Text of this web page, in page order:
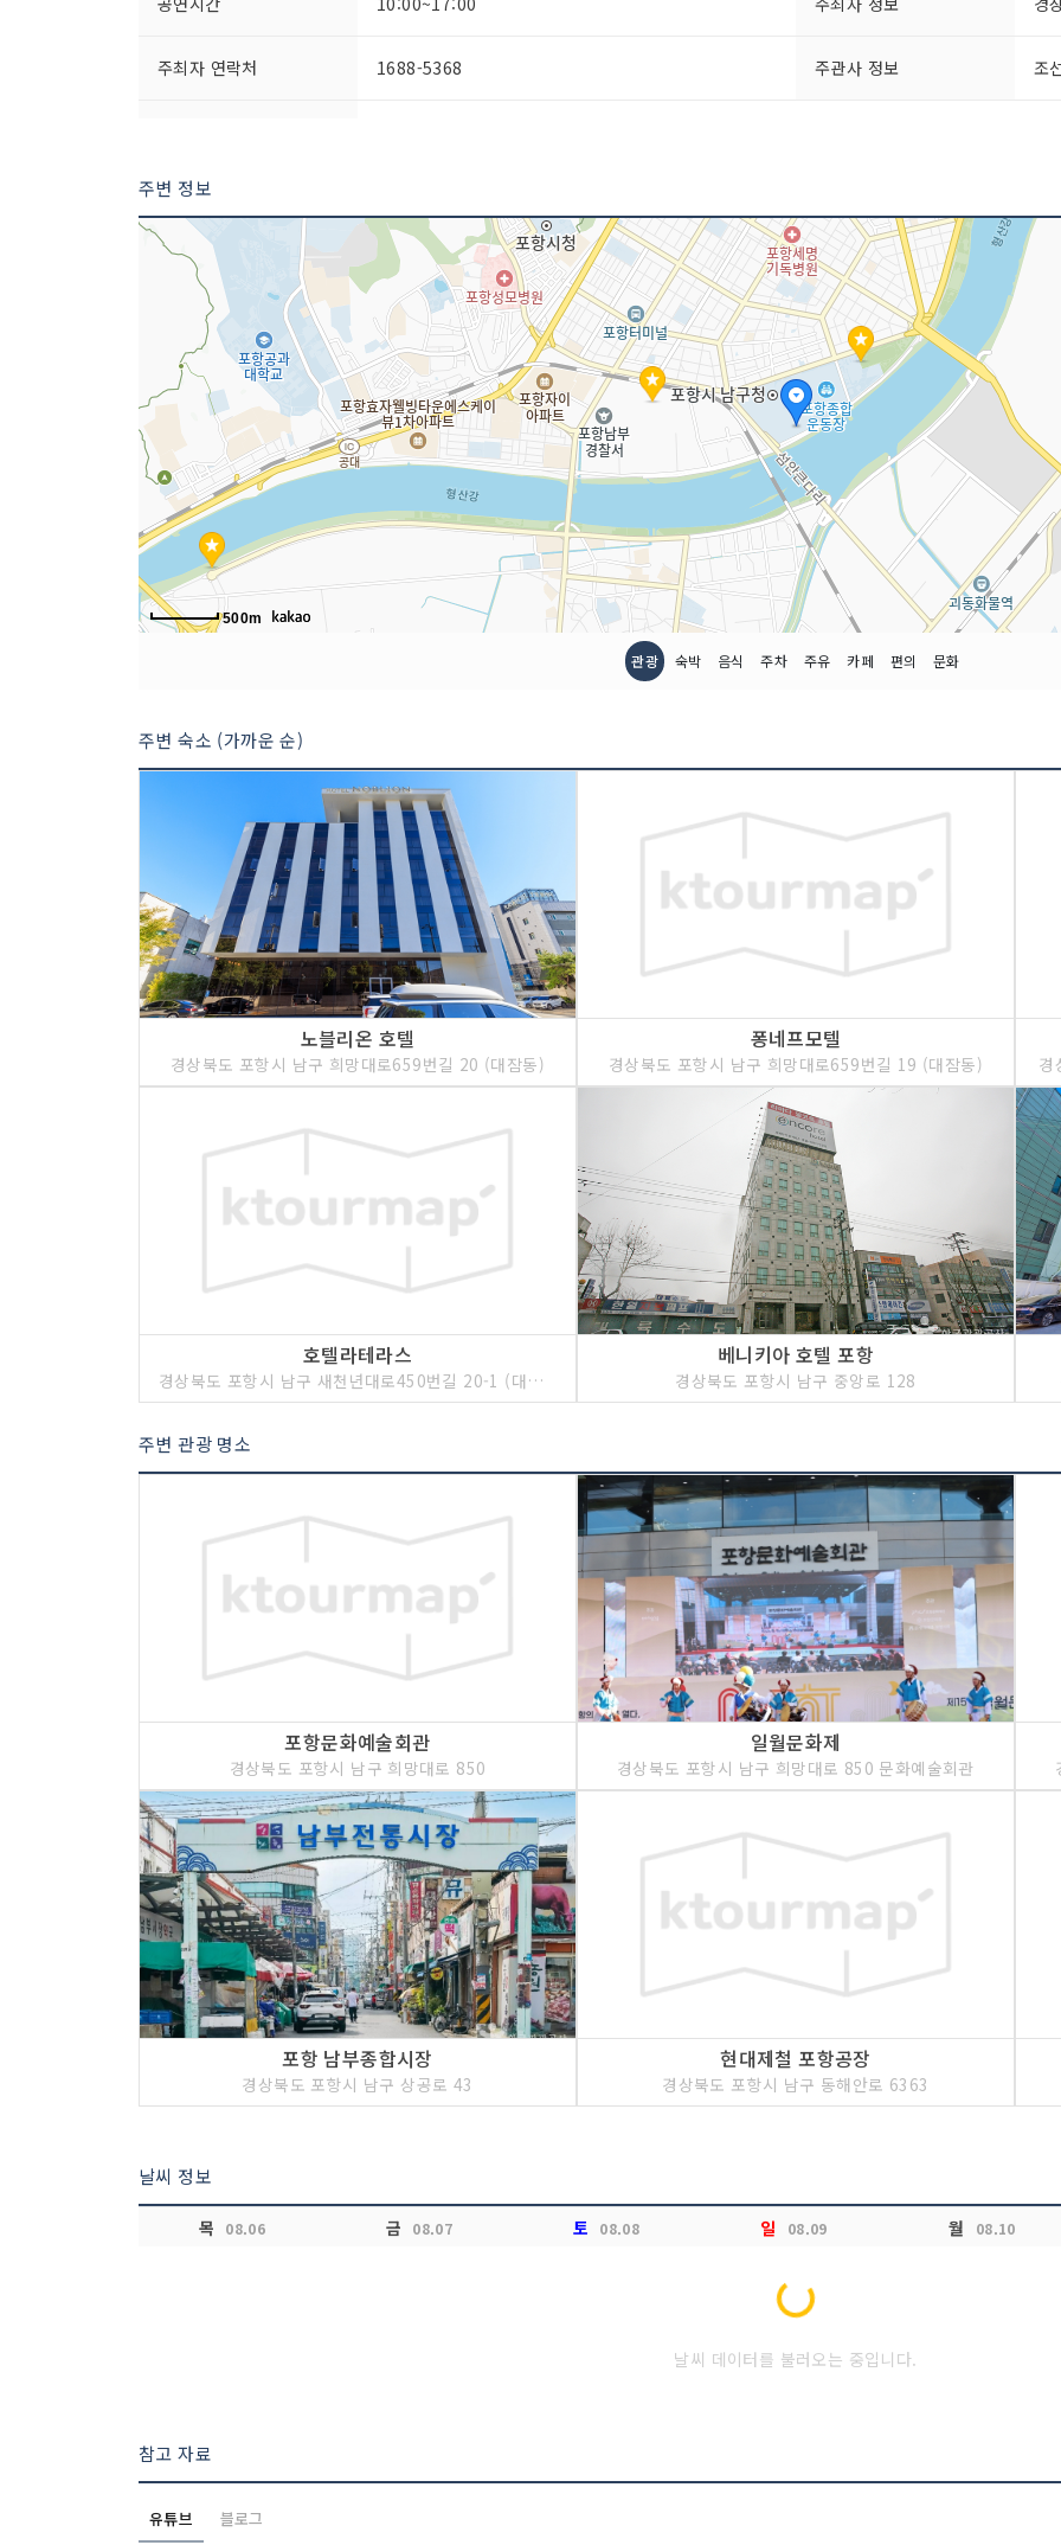
주최자 연락처 1688-5368 주관사 정보 조
주변 정보
500m
관광 숙박 음식 주차 주유 카페 편의 문화
주변 숙소 (가까운 순)
노블리온 호텔
경상북도 포항시 남구 희망대로659번길 20 (대잠동)
퐁네프모텔
경상북도 포항시 남구 희망대로659번길 19 (대잠동) 경
호텔라테라스
경상북도 포항시 남구 새천년대로450번길 20-1 (대잠동)
베니키아 호텔 포항
경상북도 포항시 남구 중앙로 128
주변 관광 명소
포항문화예술회관
경상북도 포항시 남구 희망대로 850
일월문화제
경상북도 포항시 남구 희망대로 850 문화예술회관
포항 남부종합시장
경상북도 포항시 남구 상공로 43
현대제철 포항공장
경상북도 포항시 남구 동해안로 6363
날씨 정보
목 08.06 금 08.07 토 08.08 일 08.09 월 08.10
Loading...
날씨 데이터를 불러오는 중입니다.
참고 자료
유튜브 블로그